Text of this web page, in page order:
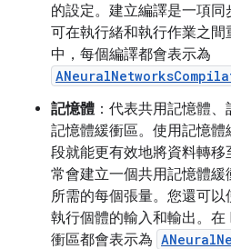
的設定。建立編譯是一項
可在執行緒和執行作業之間
中，每個編譯都會表示為
記憶體：代表共用記憶體
記憶體緩衝區。使用記憶體
段就能更有效地將資料轉
常會建立一個共用記憶體
所需的每個張量。您還可
執行個體的輸入和輸出。在
衝區都會表示為